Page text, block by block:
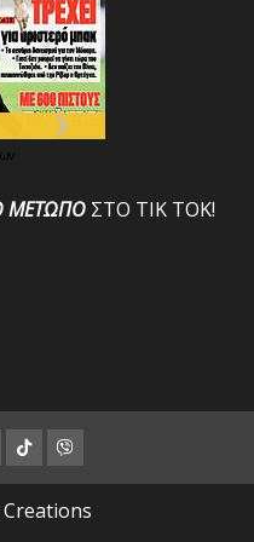
ΜΕΤΩΠΟ ΣΤΟ ΤΙΚ ΤΟΚ!
ΤΙΚ
ΤΟΚ
Viber